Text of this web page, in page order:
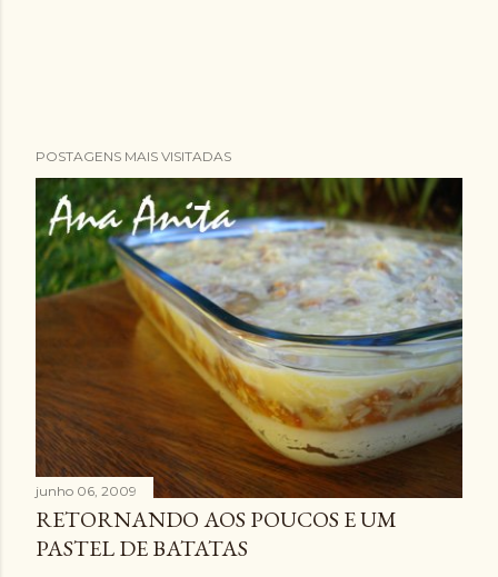
POSTAGENS MAIS VISITADAS
junho 06, 2009
RETORNANDO AOS POUCOS E UM
PASTEL DE BATATAS